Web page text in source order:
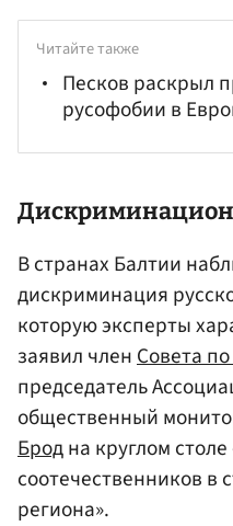
Читайте также
Песков раскрыл
русофобии в
В странах Балтии
дискриминация
которую эксперты
заявил членСовета
председатель
общественный
Бродна круглом
соотечественников в
региона».